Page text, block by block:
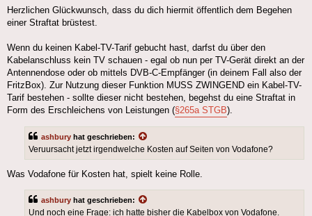
Herzlichen Glückwunsch, dass du dich hiermit öffentlich dem Begehen
einer Straftat brüstest.
Wenn du keinen Kabel-TV-Tarif gebucht hast, darfst du über den
Kabelanschluss kein TV schauen - egal ob nun per TV-Gerät direkt an der
Antennendose oder ob mittels DVB-C-Empfänger (in deinem Fall also der
FritzBox). Zur Nutzung dieser Funktion MUSS ZWINGEND ein Kabel-TV-
Tarif bestehen - sollte dieser nicht bestehen, begehst du eine Straftat in
Form des Erschleichens von Leistungen (§265a STGB).
ashbury hat geschrieben:
Veruursacht jetzt irgendwelche Kosten auf Seiten von Vodafone?
Was Vodafone für Kosten hat, spielt keine Rolle.
ashbury hat geschrieben:
Und noch eine Frage: ich hatte bisher die Kabelbox von Vodafone.